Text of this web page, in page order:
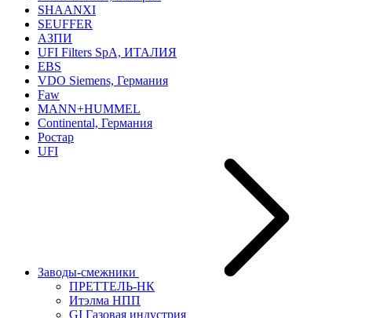
SHAANXI
SEUFFER
АЗПИ
UFI Filters SpA, ИТАЛИЯ
EBS
VDO Siemens, Германия
Faw
MANN+HUMMEL
Continental, Германия
Ростар
UFI
Заводы-смежники
ПРЕТТЕЛЬ-НК
Итэлма НПП
GI Газовая индустрия